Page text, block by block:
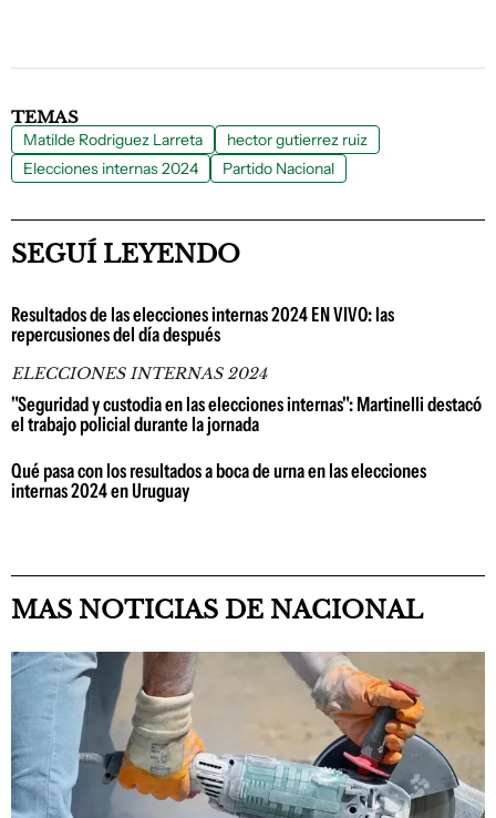
TEMAS
Matilde Rodriguez Larreta
hector gutierrez ruiz
Elecciones internas 2024
Partido Nacional
SEGUÍ LEYENDO
Resultados de las elecciones internas 2024 EN VIVO: las
repercusiones del día después
ELECCIONES INTERNAS 2024
"Seguridad y custodia en las elecciones internas": Martinelli destacó
el trabajo policial durante la jornada
Qué pasa con los resultados a boca de urna en las elecciones
internas 2024 en Uruguay
MAS NOTICIAS DE NACIONAL